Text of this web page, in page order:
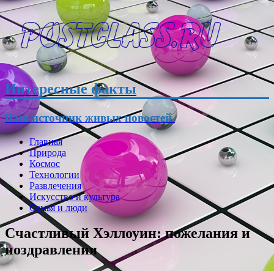
Интересные факты
Ваш источник живых новостей.
Главная
Природа
Космос
Технологии
Развлечения
Искусство и культура
Семья и люди
Счастливый Хэллоуин: пожелания и
поздравления